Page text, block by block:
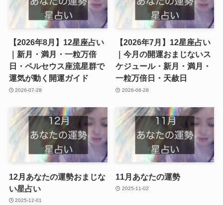
【2026年8月】12星座占い
｜新月・満月・一粒万倍
日・ペルセウス座流星群で
運気が動く開運ガイド
2026-07-28
【2026年7月】12星座占い
｜今月の開運おまじないス
ケジュール・新月・満月・
一粒万倍日・天赦日
2026-06-28
12月あなたの運勢おまじな
い星占い
2025-12-01
11月あなたの運勢
2025-11-02